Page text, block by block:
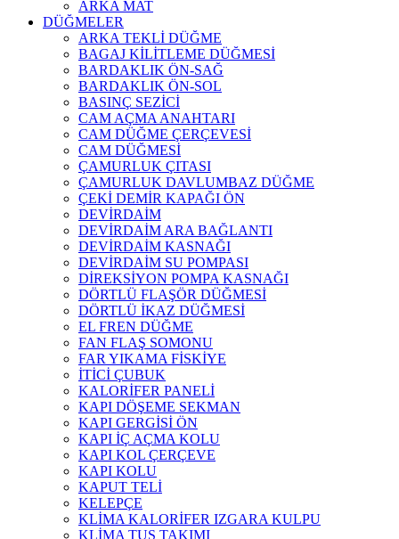
ARKA MAT
DÜĞMELER
ARKA TEKLİ DÜĞME
BAGAJ KİLİTLEME DÜĞMESİ
BARDAKLIK ÖN-SAĞ
BARDAKLIK ÖN-SOL
BASINÇ SEZİCİ
CAM AÇMA ANAHTARI
CAM DÜĞME ÇERÇEVESİ
CAM DÜĞMESİ
ÇAMURLUK ÇITASI
ÇAMURLUK DAVLUMBAZ DÜĞME
ÇEKİ DEMİR KAPAĞI ÖN
DEVİRDAİM
DEVİRDAİM ARA BAĞLANTI
DEVİRDAİM KASNAĞI
DEVİRDAİM SU POMPASI
DİREKSİYON POMPA KASNAĞI
DÖRTLÜ FLAŞÖR DÜĞMESİ
DÖRTLÜ İKAZ DÜĞMESİ
EL FREN DÜĞME
FAN FLAŞ SOMONU
FAR YIKAMA FİSKİYE
İTİCİ ÇUBUK
KALORİFER PANELİ
KAPI DÖŞEME SEKMAN
KAPI GERGİSİ ÖN
KAPI İÇ AÇMA KOLU
KAPI KOL ÇERÇEVE
KAPI KOLU
KAPUT TELİ
KELEPÇE
KLİMA KALORİFER IZGARA KULPU
KLİMA TUŞ TAKIMI